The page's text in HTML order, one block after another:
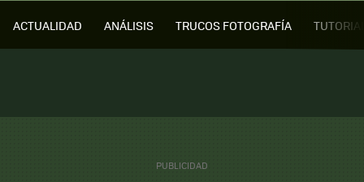
ACTUALIDAD ANÁLISIS TRUCOS FOTOGRAFÍA